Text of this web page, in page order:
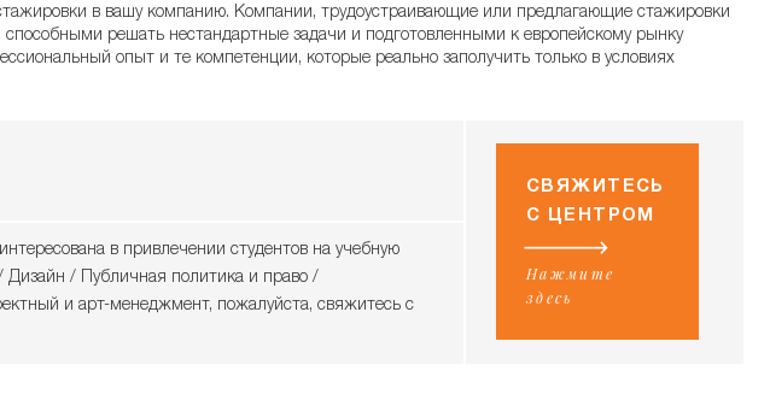
в вашу компанию. Компании, трудоустраивающие или предлагающие стажировки
решать нестандартные задачи и подготовленными к европейскому рынку
опыт и те компетенции, которые реально заполучить только в условиях
СВЯЖИТЕСЬ
С ЦЕНТРОМ
Нажмите
здесь
в привлечении студентов на учебную
/ Публичная политика и право /
и арт-менеджмент, пожалуйста, свяжитесь с